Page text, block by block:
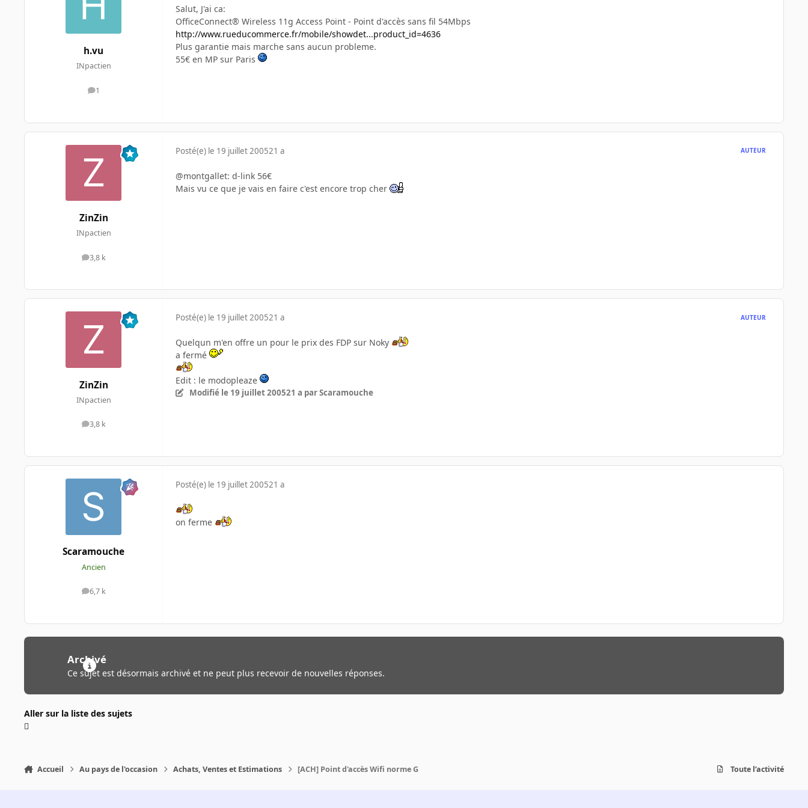
h.vu
INpactien
1
messages
Salut, J'ai ca:
OfficeConnect® Wireless 11g Access Point - Point d'accès sans fil 54Mbps
http://www.rueducommerce.fr/mobile/showdet...product_id=4636
Plus garantie mais marche sans aucun probleme.
55€ en MP sur Paris
ZinZin
INpactien
3,8 k
messages
Posté(e) le 19 juillet 200521 a AUTEUR
@montgallet: d-link 56€
Mais vu ce que je vais en faire c'est encore trop cher
ZinZin
INpactien
3,8 k
messages
Posté(e) le 19 juillet 200521 a AUTEUR
Quelqun m'en offre un pour le prix des FDP sur Noky
a fermé
Edit : le modopleaze
Modifié le 19 juillet 200521 a par Scaramouche
Scaramouche
Ancien
6,7 k
messages
Posté(e) le 19 juillet 200521 a
on ferme
Archivé
Ce sujet est désormais archivé et ne peut plus recevoir de nouvelles réponses.
Aller sur la liste des sujets
Accueil Au pays de l'occasion Achats, Ventes et Estimations [ACH] Point d'accès Wifi norme G Toute l’activité